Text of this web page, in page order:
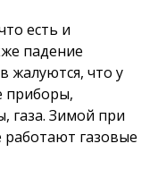
есть и
падение
жалуются, что у
приборы,
газа. Зимой при
работают газовые